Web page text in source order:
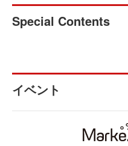
Special Contents
イベント